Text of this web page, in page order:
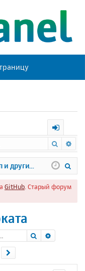
х
о
д
Поиск
GitHub . Старый форум
Поиск